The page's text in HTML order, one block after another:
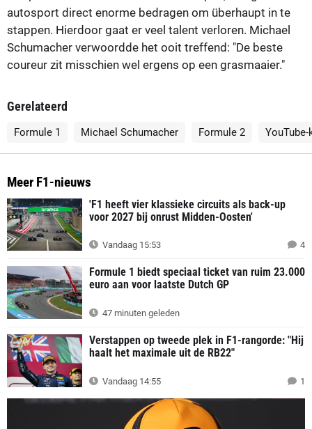
autosport direct enorme bedragen om überhaupt in te
stappen. Hierdoor gaat er veel talent verloren. Michael
Schumacher verwoordde het ooit treffend: "De beste
coureur zit misschien wel ergens op een grasmaaier."
Gerelateerd
Formule 1 Michael Schumacher Formule 2
Meer F1-nieuws
'F1 heeft vier klassieke circuits als back-up
voor 2027 bij onrust Midden-Oosten'
Vandaag 15:53 4
Formule 1 biedt speciaal ticket van ruim 23.000
euro aan voor laatste Dutch GP
47 minuten geleden
Verstappen op tweede plek in F1-rangorde: "Hij
haalt het maximale uit de RB22"
Vandaag 14:55 1